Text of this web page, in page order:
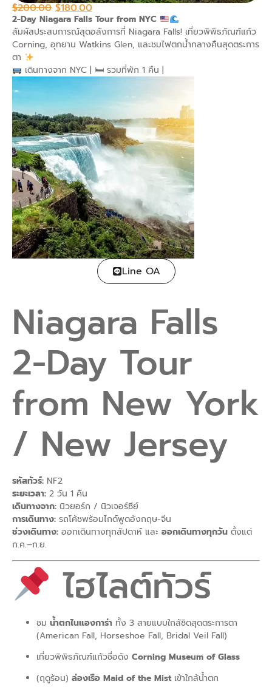
$200.00 $180.00
2-Day Niagara Falls Tour from NYC
สัมผัสประสบการณ์สุดอลังการที่ Niagara Falls! เที่ยวพิพิธภัณฑ์แก้ว
Corning, อุทยาน Watkins Glen, และชมไฟตกน้ำกลางคืนสุดตระการ
ตา
เดินทางจาก NYC | 🛏 รวมที่พัก 1 คืน |
Line OA
Niagara Falls
2-Day Tour
from New York
/ New Jersey
รหัสทัวร์: NF2
ระยะเวลา: 2 วัน 1 คืน
เดินทางจาก: นิวยอร์ก / นิวเจอร์ซีย์
การเดินทาง: รถโค้ชพร้อมไกด์พูดอังกฤษ-จีน
ช่วงเดินทาง: ออกเดินทางทุกสัปดาห์ และ ออกเดินทางทุกวัน ตั้งแต่
ก.ค.–ก.ย.
ไฮไลต์ทัวร์
ชม น้ำตกไนแองการ่า ทั้ง 3 สายแบบใกล้ชิดสุดตระการตา
(American Fall, Horseshoe Fall, Bridal Veil Fall)
เที่ยวพิพิธภัณฑ์แก้วชื่อดัง Corning Museum of Glass
(ฤดูร้อน) ล่องเรือ Maid of the Mistเข้าใกล้น้ำตก